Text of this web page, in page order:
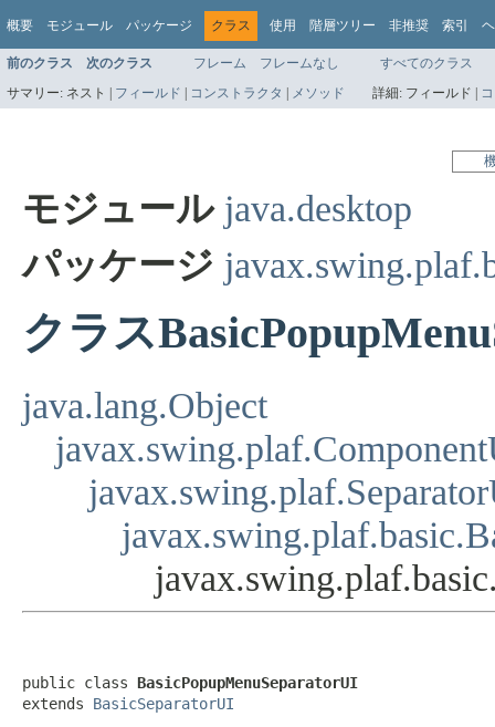
概要 モジュール パッケージ クラス 使用 階層ツリー 非推奨 索引
前のクラス 次のクラス フレーム フレームなし
すべてのクラス
サマリー: ネスト | フィールド | コンストラクタ | メソッド 詳細: フィールド |
モジュール java.desktop
パッケージ
クラス
java.lang.Object
public class BasicPopupMenuSeparatorUI
extends BasicSeparatorUI